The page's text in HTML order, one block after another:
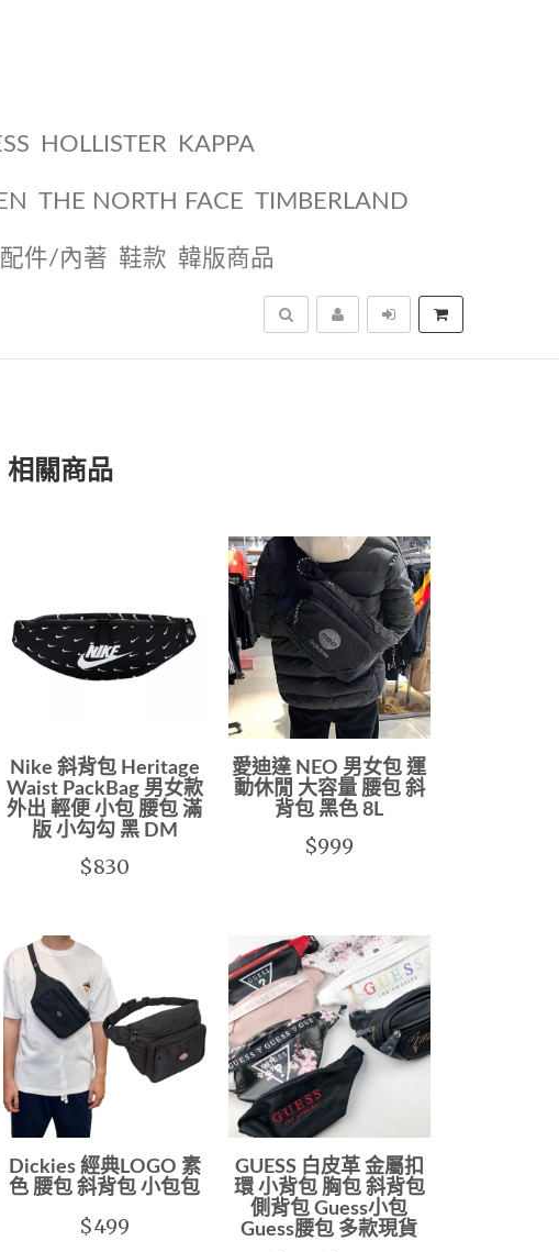
HOLLISTER KAPPA
THE NORTH FACE TIMBERLAND
配件/內著 鞋款 韓版商品
搜尋
相關商品
Nike 斜背包 Heritage
Waist PackBag 男女款
外出 輕便 小包 腰包 滿
版 小勾勾 黑 DM
$830
愛迪達 NEO 男女包 運
動休閒 大容量 腰包 斜
背包 黑色 8L
$999
Dickies 經典LOGO 素
色 腰包 斜背包 小包包
$499
GUESS 白皮革 金屬扣
環 小背包 胸包 斜背包
側背包 Guess小包
Guess腰包 多款現貨